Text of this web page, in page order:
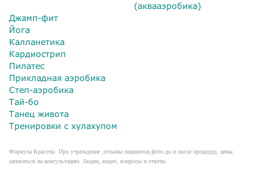
(аквааэробика)
Джамп-фит
Йога
Калланетика
Кардиострип
Пилатес
Прикладная аэробика
Степ-аэробика
Тай-бо
Танец живота
Тренировки с хулахупом
Формула Красоты. Про учреждение ,отзывы пациентов,фото до и после процедур, цены,
записаться на консультацию. Акции, видео, вопросы и ответы.